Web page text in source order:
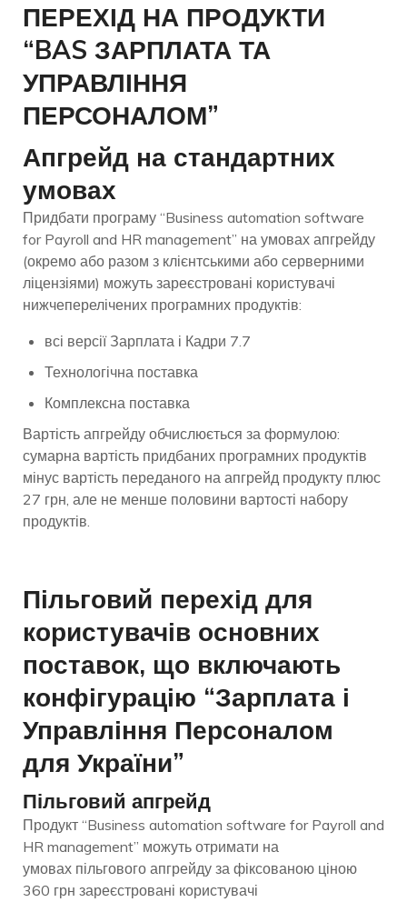
ПЕРЕХІД НА ПРОДУКТИ
“BAS ЗАРПЛАТА ТА
УПРАВЛІННЯ
ПЕРСОНАЛОМ”
Апгрейд на стандартних
умовах
Придбати програму “Business automation software
for Payroll and HR management” на умовах апгрейду
(окремо або разом з клієнтськими або серверними
ліцензіями) можуть зареєстровані користувачі
нижчеперелічених програмних продуктів:
всі версії Зарплата і Кадри 7.7
Технологічна поставка
Комплексна поставка
Вартість апгрейду обчислюється за формулою:
сумарна вартість придбаних програмних продуктів
мінус вартість переданого на апгрейд продукту плюс
27 грн, але не менше половини вартості набору
продуктів.
Пільговий перехід для
користувачів основних
поставок, що включають
конфігурацію “Зарплата і
Управління Персоналом
для України”
Пільговий апгрейд
Продукт “Business automation software for Payroll and
HR management” можуть отримати на
умовах пільгового апгрейду за фіксованою ціною
360 грн зареєстровані користувачі